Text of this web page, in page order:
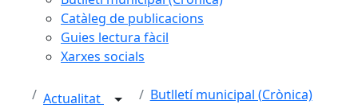
Catàleg de publicacions
Guies lectura fàcil
Xarxes socials
Actualitat Butlletí municipal (Crònica)